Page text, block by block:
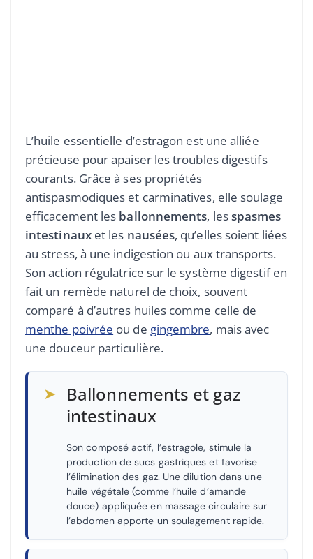
L’huile essentielle d’estragon est une alliée
précieuse pour apaiser les troubles digestifs
courants. Grâce à ses propriétés
antispasmodiques et carminatives, elle soulage
efficacement les ballonnements, lesspasmes
intestinauxet les nausées, qu’elles soient liées
au stress, à une indigestion ou aux transports.
Son action régulatrice sur le système digestif en
fait un remède naturel de choix, souvent
comparé à d’autres huiles comme celle de
menthe poivrée ou de gingembre, mais avec
une douceur particulière.
➤ Ballonnements et gaz
intestinaux
Son composé actif, l’estragole, stimule la
production de sucs gastriques et favorise
l’élimination des gaz. Une dilution dans une
huile végétale (comme l’huile d’amande
douce) appliquée en massage circulaire sur
l’abdomen apporte un soulagement rapide.